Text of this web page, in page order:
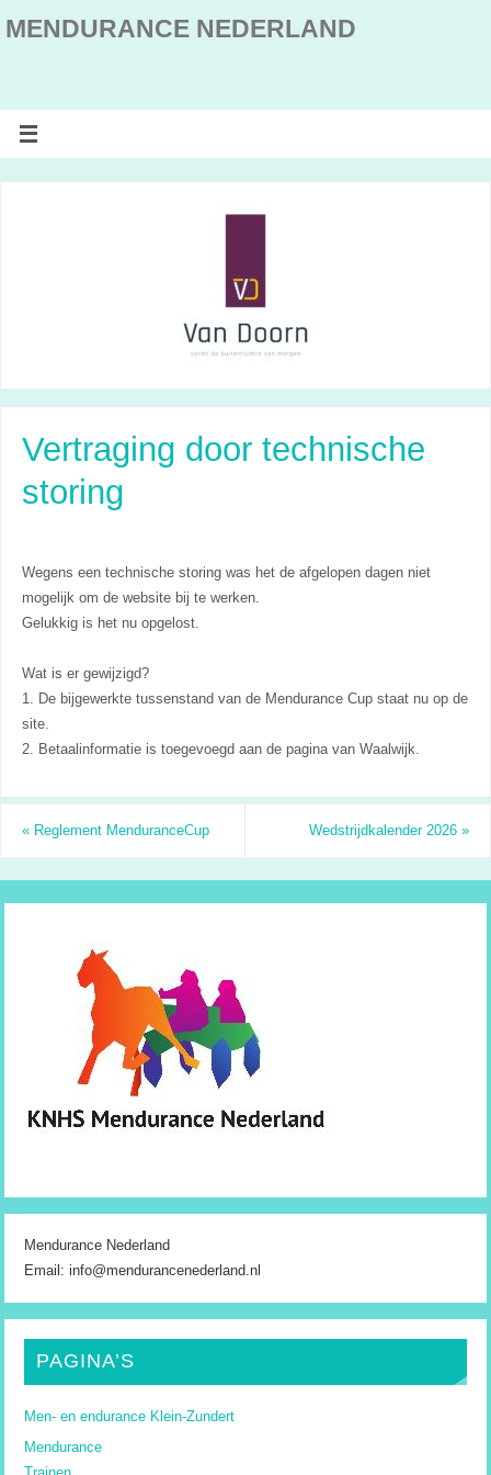
MENDURANCE NEDERLAND
Vertraging door technische
storing
Wegens een technische storing was het de afgelopen dagen niet
mogelijk om de website bij te werken.
Gelukkig is het nu opgelost.
Wat is er gewijzigd?
1. De bijgewerkte tussenstand van de Mendurance Cup staat nu op de
site.
2. Betaalinformatie is toegevoegd aan de pagina van Waalwijk.
«Reglement MenduranceCup Wedstrijdkalender 2026»
Mendurance Nederland
Email: info@mendurancenederland.nl
PAGINA’S
Men- en endurance Klein-Zundert
Mendurance